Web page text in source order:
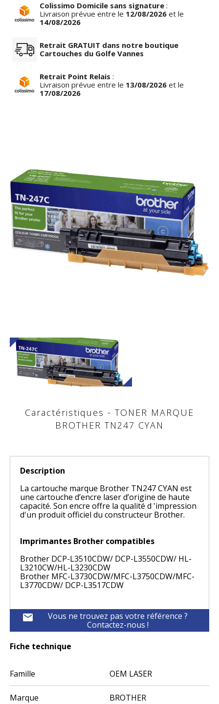
Colissimo Domicile sans signature :
Livraison prévue entre le 12/08/2026 et le
14/08/2026
Retrait GRATUIT dans notre boutique
Cartouches du Golfe Vannes
Retrait Point Relais :
Livraison prévue entre le 13/08/2026 et le
17/08/2026
Caractéristiques - TONER MARQUE
BROTHER TN247 CYAN
Description
La cartouche marque Brother TN247 CYAN est
une cartouche d’encre laser d’origine de haute
capacité. Son encre offre la qualité d 'impression
d'un produit officiel du constructeur Brother.
Imprimantes Brother compatibles
Brother DCP-L3510CDW/ DCP-L3550CDW/ HL-
L3210CW/HL-L3230CDW
Brother MFC-L3730CDW/MFC-L3750CDW/MFC-
L3770CDW/ DCP-L3517CDW
mail
Vous ne trouvez pas votre référence ?
Contactez-nous !
Fiche technique
Famille OEM LASER
Marque BROTHER